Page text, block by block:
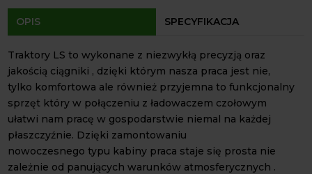
Dostępność form dostawy i ceny uzależniona od produktu.
OPIS SPECYFIKACJA
Traktory LS to wykonane z niezwykłą precyzją oraz
jakością ciągniki , dzięki którym nasza praca jest nie,
tylko komfortowa ale również przyjemna to funkcjonalny
sprzęt który w połączeniu z ładowaczem czołowym
ułatwi nam pracę w gospodarstwie niemal na każdej
płaszczyźnie. Dzięki zamontowaniu
nowoczesnego typu kabiny praca staje się prosta nie
zależnie od panujących warunków atmosferycznych .